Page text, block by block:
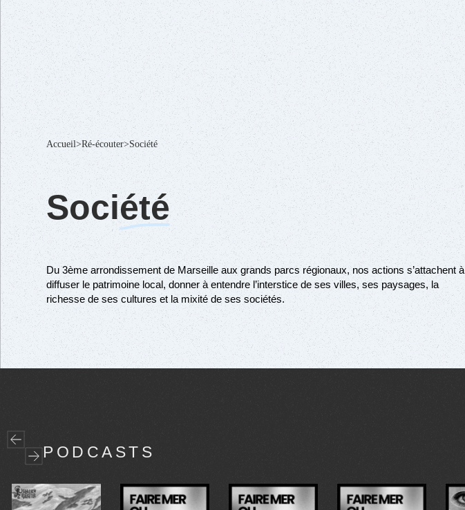
Accueil>Ré-écouter>Société
Société
Du 3ème arrondissement de Marseille aux grands parcs régionaux, nos actions s’attachent à
diffuser le patrimoine local, donner à entendre l’interstice de ses villes, ses paysages, la
richesse de ses cultures et la mixité de ses sociétés.
PODCASTS